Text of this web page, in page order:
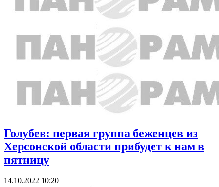
Голубев: первая группа беженцев из
Херсонской области прибудет к нам в
пятницу
14.10.2022 10:20